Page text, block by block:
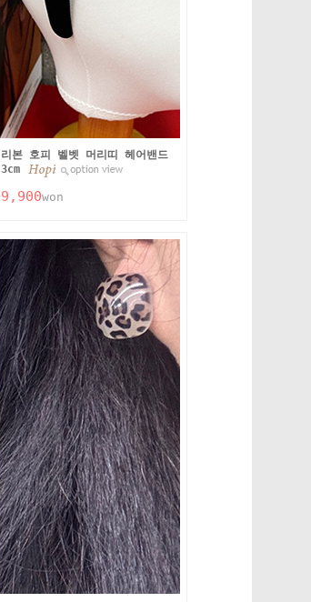
리본 호피 벨벳 머리띠 헤어밴드
3cm
9,900won